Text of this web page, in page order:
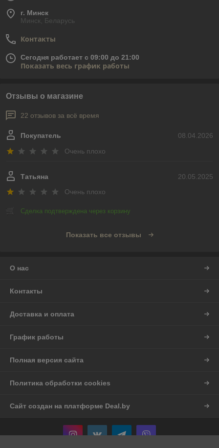
г. Минск
Минск, Беларусь
Контакты
Сегодня работает с 09:00 до 21:00
Показать весь график работы
Отзывы о магазине
22 отзывов за всё время
08.04.2026
Покупатель
Очень плохо
20.05.2025
Татьяна
Очень плохо
Сделка подтверждена через корзину
Показать все отзывы
О нас
Контакты
Доставка и оплата
График работы
Полная версия сайта
Политика обработки cookies
Сайт создан на платформе Deal.by